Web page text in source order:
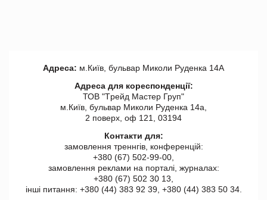
Адреса: м.Київ, бульвар Миколи Руденка 14А
Адреса для кореспонденції:
ТОВ "Tрейд Мастер Груп"
м.Київ, бульвар Миколи Руденка 14а,
2 поверх, оф 121, 03194
Контакти для:
замовлення треннгів, конференцій:
+380 (67) 502-99-00,
замовлення реклами на порталі, журналах:
+380 (67) 502 30 13,
інші питання: +380 (44) 383 92 39, +380 (44) 383 50 34.